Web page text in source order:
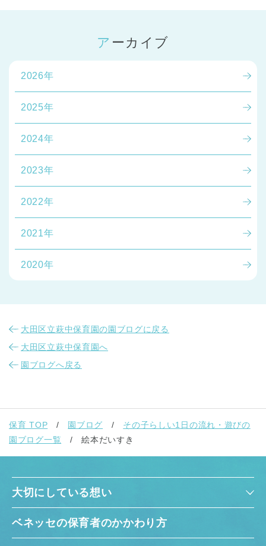
アーカイブ
2026年
2025年
2024年
2023年
2022年
2021年
2020年
大田区立萩中保育園の園ブログに戻る
大田区立萩中保育園へ
園ブログへ戻る
保育 TOP 園ブログ
その子らしい1日の流れ・遊びの
園ブログ一覧
絵本だいすき
大切にしている想い
ベネッセの保育者のかかわり方